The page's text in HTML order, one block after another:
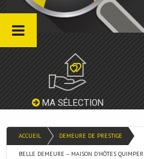
MA SÉLECTION
ACCUEIL DEMEURE DE PRESTIGE
BELLE DEMEURE – MAISON D’HÔTES QUIMPER